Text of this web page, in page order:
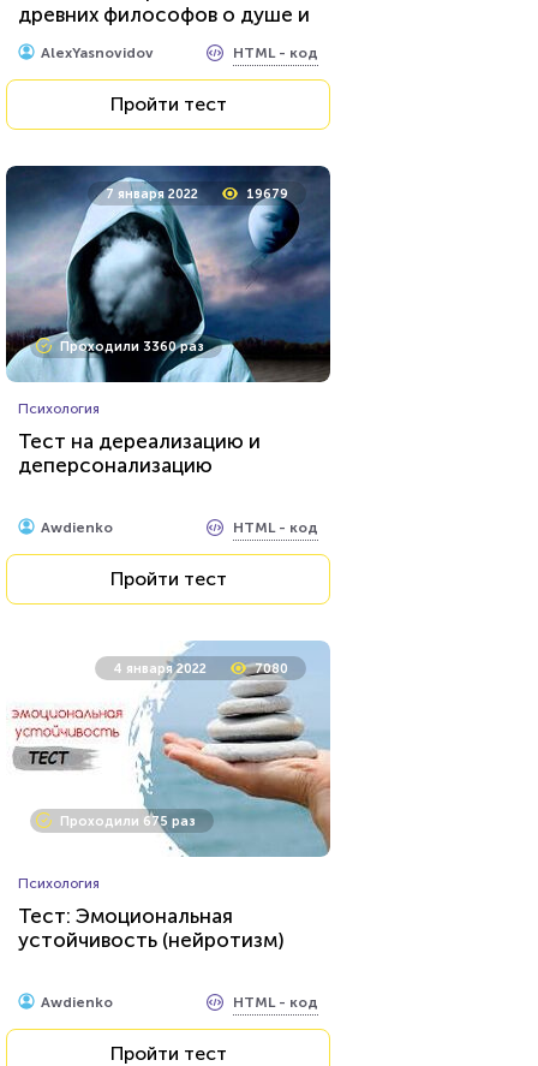
древних философов о душе и
сознании?
AlexYasnovidov HTML - код
Пройти тест
7 января 2022 19679
Проходили 3360 раз
Психология
Тест на дереализацию и
деперсонализацию
Awdienko HTML - код
Пройти тест
4 января 2022 7080
Проходили 675 раз
Психология
Тест: Эмоциональная
устойчивость (нейротизм)
Awdienko HTML - код
Пройти тест